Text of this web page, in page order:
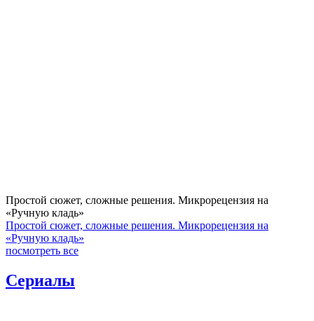
Простой сюжет, сложные решения. Микрорецензия на
«Ручную кладь»
Простой сюжет, сложные решения. Микрорецензия на
«Ручную кладь»
посмотреть все
Сериалы